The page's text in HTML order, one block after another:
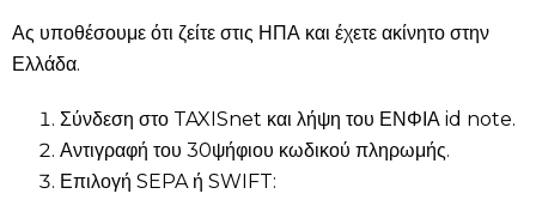
Ας υποθέσουμε ότι ζείτε στις ΗΠΑ και έχετε ακίνητο στην
Ελλάδα.
Σύνδεση στο TAXISnet και λήψη του ΕΝΦΙΑ id note.
Αντιγραφή του 30ψήφιου κωδικού πληρωμής.
Επιλογή SEPA ή SWIFT: